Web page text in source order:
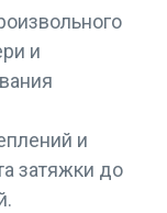
и
и
затяжки до